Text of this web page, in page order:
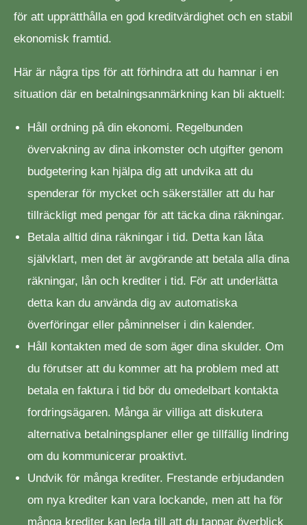
för att upprätthålla en god kreditvärdighet och en stabil
ekonomisk framtid.
Här är några tips för att förhindra att du hamnar i en
situation där en betalningsanmärkning kan bli aktuell:
Håll ordning på din ekonomi. Regelbunden
övervakning av dina inkomster och utgifter genom
budgetering kan hjälpa dig att undvika att du
spenderar för mycket och säkerställer att du har
tillräckligt med pengar för att täcka dina räkningar.
Betala alltid dina räkningar i tid. Detta kan låta
självklart, men det är avgörande att betala alla dina
räkningar, lån och krediter i tid. För att underlätta
detta kan du använda dig av automatiska
överföringar eller påminnelser i din kalender.
Håll kontakten med de som äger dina skulder. Om
du förutser att du kommer att ha problem med att
betala en faktura i tid bör du omedelbart kontakta
fordringsägaren. Många är villiga att diskutera
alternativa betalningsplaner eller ge tillfällig lindring
om du kommunicerar proaktivt.
Undvik för många krediter. Frestande erbjudanden
om nya krediter kan vara lockande, men att ha för
många krediter kan leda till att du tappar överblick